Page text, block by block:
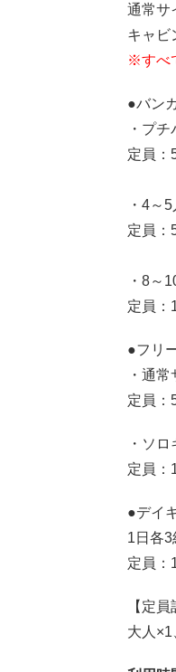
通常サ
キャビ
※すべ
●バン
・プ
定員：
・4～
定員：
・8～
定員：
●フリ
・通
定員：
・ソ
定員：
●デイ
1日各3
定員：
【定員
大人